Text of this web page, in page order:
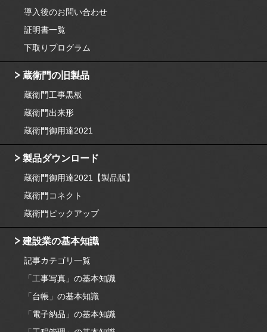
導入後のお問い合わせ
証明書一覧
下取りプログラム
蔵衛門の旧製品
蔵衛門工事黒板
蔵衛門出来形
蔵衛門御用達2021
製品ダウンロード
蔵衛門御用達2021【製品版】
蔵衛門コネクト
蔵衛門ピックアップ
建設業の基本知識
記事カテゴリ一覧
「工事写真」の基本知識
「台帳」の基本知識
「電子納品」の基本知識